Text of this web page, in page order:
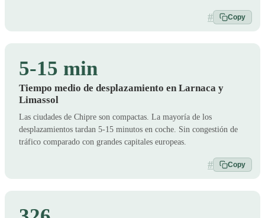
# Copy
5-15 min
Tiempo medio de desplazamiento en Larnaca y
Limassol
Las ciudades de Chipre son compactas. La mayoría de los
desplazamientos tardan 5-15 minutos en coche. Sin congestión de
tráfico comparado con grandes capitales europeas.
# Copy